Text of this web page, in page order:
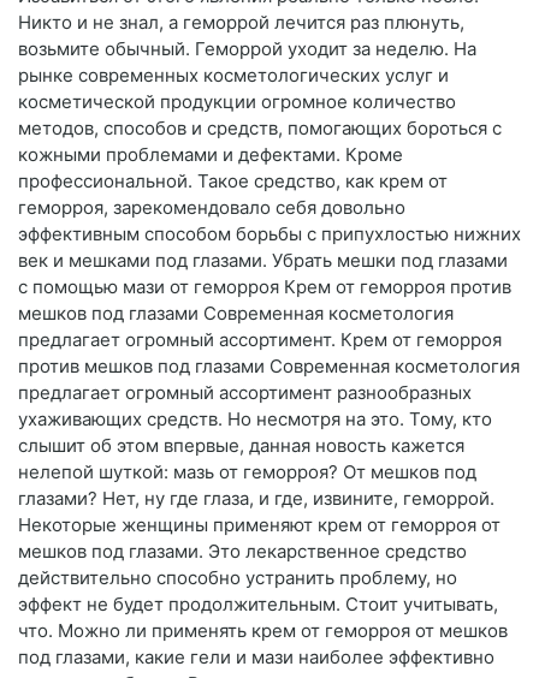
Никто и не знал, а геморрой лечится раз плюнуть,
возьмите обычный. Геморрой уходит за неделю. На
рынке современных косметологических услуг и
косметической продукции огромное количество
методов, способов и средств, помогающих бороться с
кожными проблемами и дефектами. Кроме
профессиональной. Такое средство, как крем от
геморроя, зарекомендовало себя довольно
эффективным способом борьбы с припухлостью нижних
век и мешками под глазами. Убрать мешки под глазами
с помощью мази от геморроя Крем от геморроя против
мешков под глазами Современная косметология
предлагает огромный ассортимент. Крем от геморроя
против мешков под глазами Современная косметология
предлагает огромный ассортимент разнообразных
ухаживающих средств. Но несмотря на это. Тому, кто
слышит об этом впервые, данная новость кажется
нелепой шуткой: мазь от геморроя? От мешков под
глазами? Нет, ну где глаза, и где, извините, геморрой.
Некоторые женщины применяют крем от геморроя от
мешков под глазами. Это лекарственное средство
действительно способно устранить проблему, но
эффект не будет продолжительным. Стоит учитывать,
что. Можно ли применять крем от геморроя от мешков
под глазами, какие гели и мази наиболее эффективно